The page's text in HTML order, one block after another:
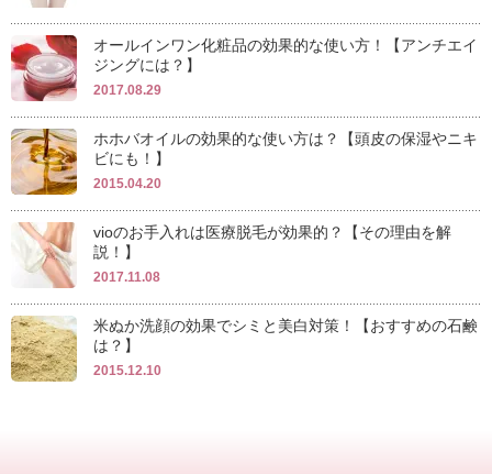
オールインワン化粧品の効果的な使い方！【アンチエイ
ジングには？】
2017.08.29
ホホバオイルの効果的な使い方は？【頭皮の保湿やニキ
ビにも！】
2015.04.20
vioのお手入れは医療脱毛が効果的？【その理由を解
説！】
2017.11.08
米ぬか洗顔の効果でシミと美白対策！【おすすめの石鹸
は？】
2015.12.10